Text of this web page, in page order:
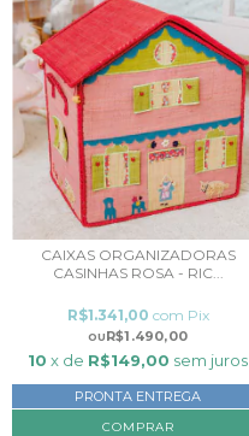
CAIXAS ORGANIZADORAS
CASINHAS ROSA - RIC...
R$1.490,00
R$1.341,00 com Pix
10 x de R$149,00 sem juros
PRONTA ENTREGA
COMPRAR